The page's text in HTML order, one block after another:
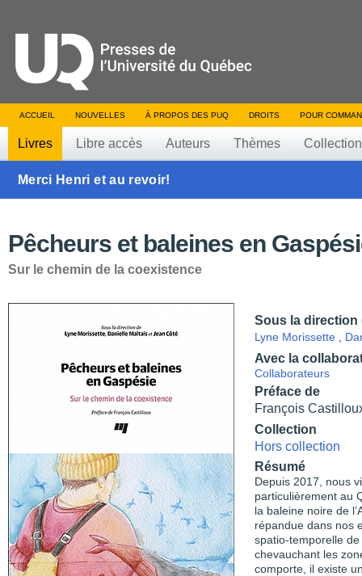
ACCUEIL NOUVELLES À PROPOS DES PUQ DROITS POUR
Livres Libre accès Auteurs Thèmes
Merci Henri et au revoir!
Pêcheurs et baleines en
Sur le chemin de la coexistence
Sous la direction
Lyne Morissette
Avec la
Collaborateurs
Préface de
François
Collection
Hors collection
Résumé
Depuis 2017, nous
particulièrement au
la baleine noire de
répandue dans nos
spatio-temporelle
chevauchant les
comporte, il existe